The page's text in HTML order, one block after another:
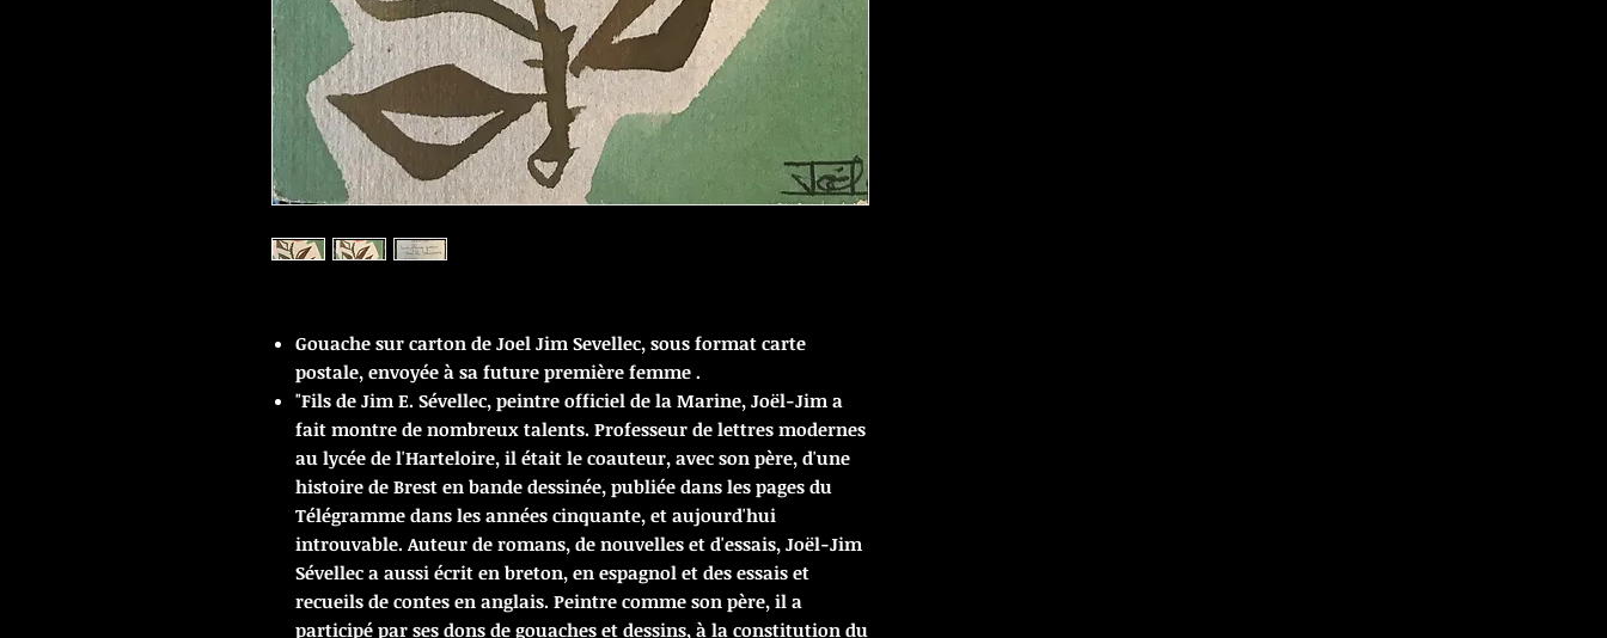
Gouache sur carton de Joel Jim Sevellec, sous format carte
postale, envoyée à sa future première femme .
"Fils de Jim E. Sévellec, peintre officiel de la Marine, Joël-Jim a
fait montre de nombreux talents. Professeur de lettres modernes
au lycée de l'Harteloire, il était le coauteur, avec son père, d'une
histoire de Brest en bande dessinée, publiée dans les pages du
Télégramme dans les années cinquante, et aujourd'hui
introuvable. Auteur de romans, de nouvelles et d'essais, Joël-Jim
Sévellec a aussi écrit en breton, en espagnol et des essais et
recueils de contes en anglais. Peintre comme son père, il a
participé par ses dons de gouaches et dessins, à la constitution du